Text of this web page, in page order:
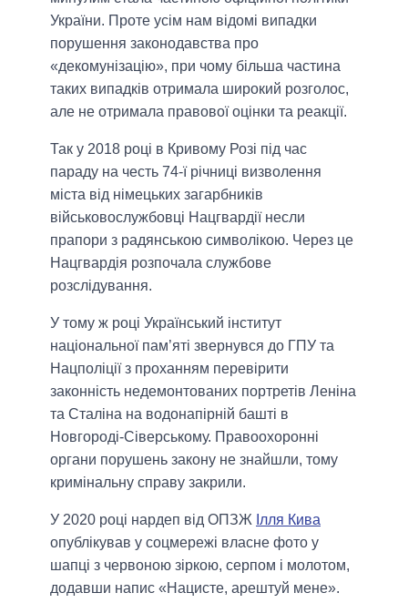
України. Проте усім нам відомі випадки
порушення законодавства про
«декомунізацію», при чому більша частина
таких випадків отримала широкий розголос,
але не отримала правової оцінки та реакції.
Так у 2018 році в Кривому Розі під час
параду на честь 74-ї річниці визволення
міста від німецьких загарбників
військовослужбовці Нацгвардії несли
прапори з радянською символікою. Через це
Нацгвардія розпочала службове
розслідування.
У тому ж році Український інститут
національної пам’яті звернувся до ГПУ та
Нацполіції з проханням перевірити
законність недемонтованих портретів Леніна
та Сталіна на водонапірній башті в
Новгороді-Сіверському. Правоохоронні
органи порушень закону не знайшли, тому
кримінальну справу закрили.
У 2020 році нардеп від ОПЗЖ Ілля Кива
опублікував у соцмережі власне фото у
шапці з червоною зіркою, серпом і молотом,
додавши напис «Нацисте, арештуй мене».